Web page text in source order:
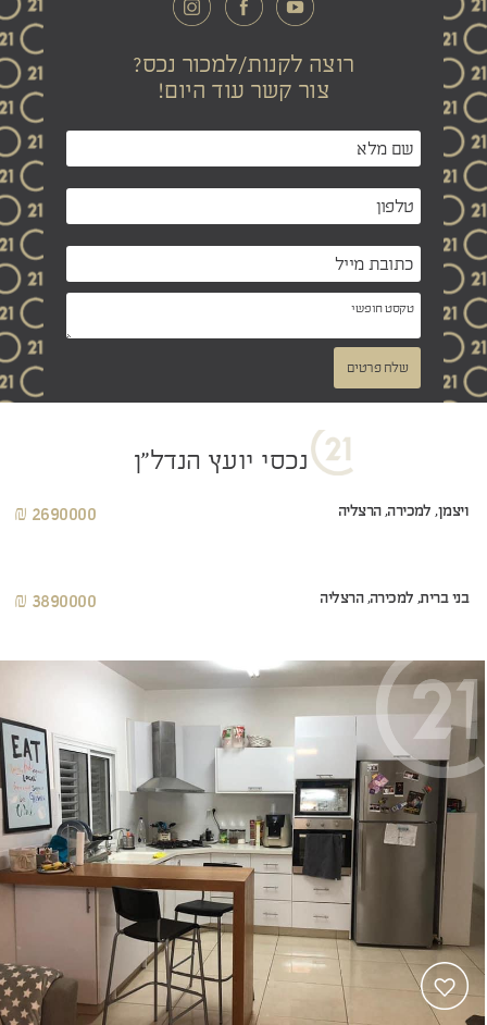
רוצה לקנות/למכור נכס?
צור קשר עוד היום!
שלח פרטים
נכסי יועץ הנדל"ן
ויצמן, למכירה, הרצליה 2690000 ₪
בני ברית, למכירה, הרצליה 3890000 ₪